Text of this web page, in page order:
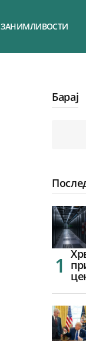
ЗАНИМЛИВОСТИ
Барај